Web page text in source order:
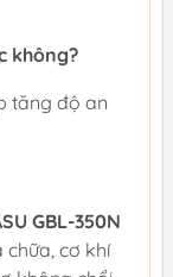
không?
tăng độ an
GBL-350N
chữa, cơ khí